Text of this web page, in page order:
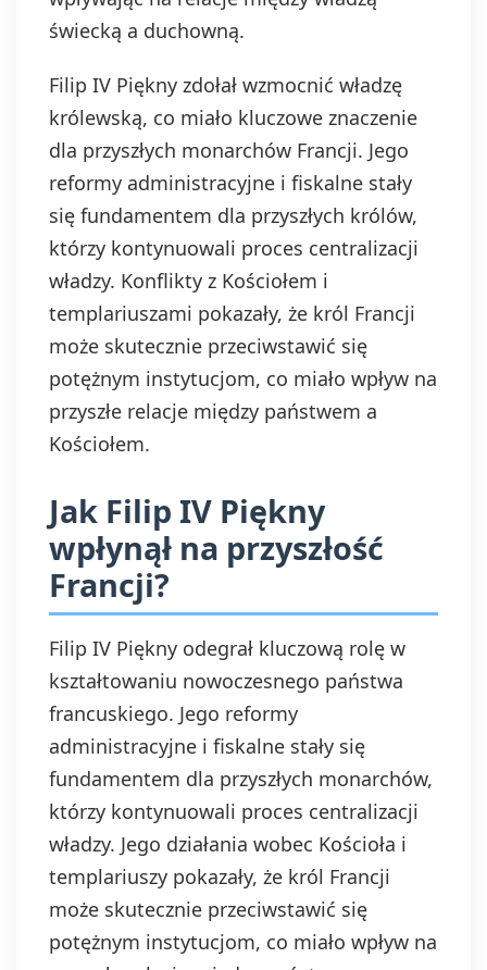
świecką a duchowną.
Filip IV Piękny zdołał wzmocnić władzę
królewską, co miało kluczowe znaczenie
dla przyszłych monarchów Francji. Jego
reformy administracyjne i fiskalne stały
się fundamentem dla przyszłych królów,
którzy kontynuowali proces centralizacji
władzy. Konflikty z Kościołem i
templariuszami pokazały, że król Francji
może skutecznie przeciwstawić się
potężnym instytucjom, co miało wpływ na
przyszłe relacje między państwem a
Kościołem.
Jak Filip IV Piękny
wpłynął na przyszłość
Francji?
Filip IV Piękny odegrał kluczową rolę w
kształtowaniu nowoczesnego państwa
francuskiego. Jego reformy
administracyjne i fiskalne stały się
fundamentem dla przyszłych monarchów,
którzy kontynuowali proces centralizacji
władzy. Jego działania wobec Kościoła i
templariuszy pokazały, że król Francji
może skutecznie przeciwstawić się
potężnym instytucjom, co miało wpływ na